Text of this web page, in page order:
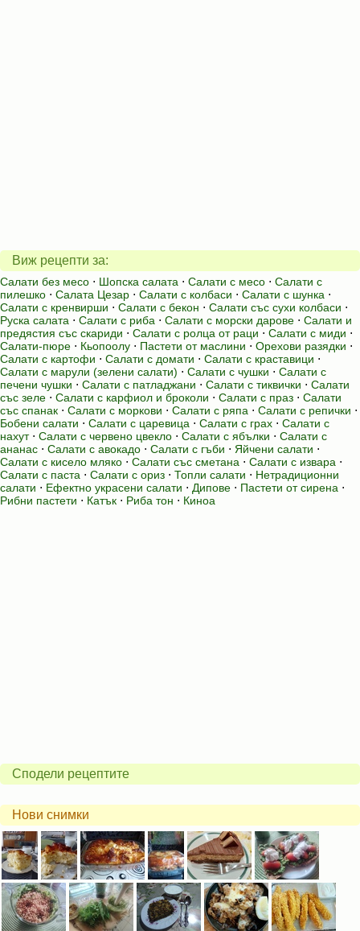
Виж рецепти за:
Салати без месо ⋅ Шопска салата ⋅ Салати с месо ⋅ Салати с
пилешко ⋅ Салата Цезар ⋅ Салати с колбаси ⋅ Салати с шунка ⋅
Салати с кренвирши ⋅ Салати с бекон ⋅ Салати със сухи колбаси ⋅
Руска салата ⋅ Салати с риба ⋅ Салати с морски дарове ⋅ Салати и
предястия със скариди ⋅ Салати с ролца от раци ⋅ Салати с миди ⋅
Салати-пюре ⋅ Кьопоолу ⋅ Пастети от маслини ⋅ Орехови разядки ⋅
Салати с картофи ⋅ Салати с домати ⋅ Салати с краставици ⋅
Салати с марули (зелени салати) ⋅ Салати с чушки ⋅ Салати с
печени чушки ⋅ Салати с патладжани ⋅ Салати с тиквички ⋅ Салати
със зеле ⋅ Салати с карфиол и броколи ⋅ Салати с праз ⋅ Салати
със спанак ⋅ Салати с моркови ⋅ Салати с ряпа ⋅ Салати с репички ⋅
Бобени салати ⋅ Салати с царевица ⋅ Салати с грах ⋅ Салати с
нахут⋅ Салати с червено цвекло ⋅ Салати с ябълки ⋅ Салати с
ананас ⋅ Салати с авокадо ⋅ Салати с гъби ⋅ Яйчени салати ⋅
Салати с кисело мляко ⋅ Салати със сметана ⋅ Салати с извара ⋅
Салати с паста ⋅ Салати с ориз ⋅ Топли салати ⋅ Нетрадиционни
салати ⋅ Ефектно украсени салати ⋅ Дипове ⋅ Пастети от сирена ⋅
Рибни пастети ⋅ Катък ⋅ Риба тон ⋅ Киноа
Сподели рецептите
Нови снимки